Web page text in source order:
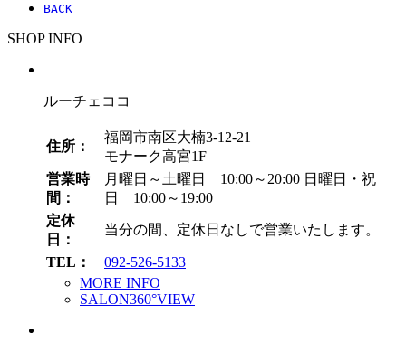
BACK
SHOP INFO
ルーチェココ
住所：
福岡市南区大楠3-12-21
モナーク高宮1F
営業時
間：
月曜日～土曜日 10:00～20:00 日曜日・祝
日 10:00～19:00
定休
日：
当分の間、定休日なしで営業いたします。
TEL：
092-526-5133
MORE INFO
SALON360°VIEW